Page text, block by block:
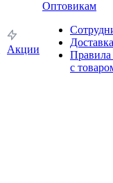
Акции
Оптовикам
Доставка
Правила
с